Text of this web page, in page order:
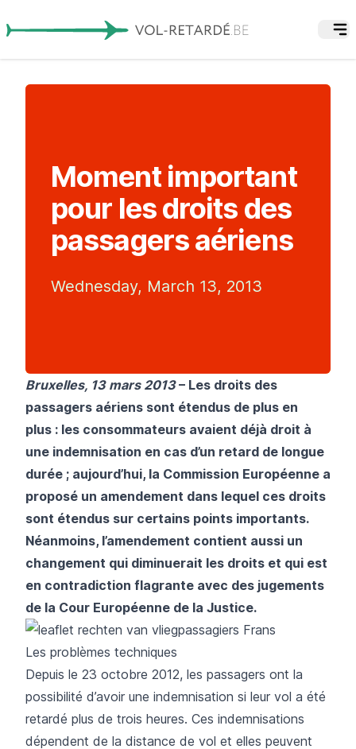
Moment important
pour les droits des
passagers aériens
Wednesday, March 13, 2013
Bruxelles, 13 mars 2013– Les droits des
passagers aériens sont étendus de plus en
plus : les consommateurs avaient déjà droit à
une indemnisation en cas d’un retard de longue
durée ; aujourd’hui, la Commission Européenne a
proposé un amendement dans lequel ces droits
sont étendus sur certains points importants.
Néanmoins, l’amendement contient aussi un
changement qui diminuerait les droits et qui est
en contradiction flagrante avec des jugements
de la Cour Européenne de la Justice.
Les problèmes techniques
Depuis le 23 octobre 2012, les passagers ont la
possibilité d’avoir une indemnisation si leur vol a été
retardé plus de trois heures. Ces indemnisations
dépendent de la distance de vol et elles peuvent